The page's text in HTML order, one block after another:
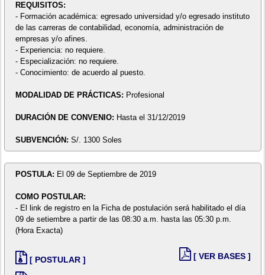
REQUISITOS:
- Formación académica: egresado universidad y/o egresado instituto
de las carreras de contabilidad, economía, administración de
empresas y/o afines.
- Experiencia: no requiere.
- Especialización: no requiere.
- Conocimiento: de acuerdo al puesto.
MODALIDAD DE PRÁCTICAS: Profesional
DURACIÓN DE CONVENIO: Hasta el 31/12/2019
SUBVENCIÓN: S/. 1300 Soles
POSTULA: El 09 de Septiembre de 2019
COMO POSTULAR:
- El link de registro en la Ficha de postulación será habilitado el día
09 de setiembre a partir de las 08:30 a.m. hasta las 05:30 p.m.
(Hora Exacta)
[ POSTULAR ] [ VER BASES ]